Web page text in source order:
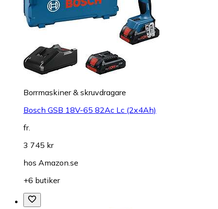
Borrmaskiner & skruvdragare
Bosch GSB 18V-65 82Ac Lc (2x4Ah)
fr.
3 745 kr
hos Amazon.se
+6 butiker